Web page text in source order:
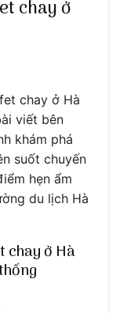
chay ở
chay ở Hà
viết bên
khám phá
suốt chuyến
hẹn ẩm
du lịch Hà
chay ở Hà